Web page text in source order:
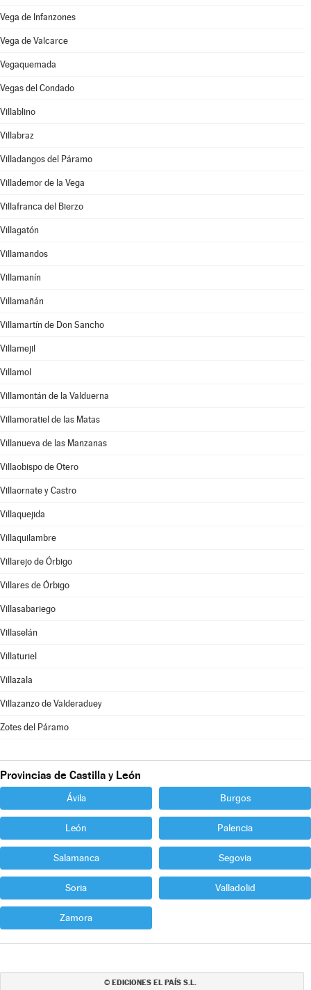
Vega de Infanzones
Vega de Valcarce
Vegaquemada
Vegas del Condado
Villablino
Villabraz
Villadangos del Páramo
Villademor de la Vega
Villafranca del Bierzo
Villagatón
Villamandos
Villamanín
Villamañán
Villamartín de Don Sancho
Villamejil
Villamol
Villamontán de la Valduerna
Villamoratiel de las Matas
Villanueva de las Manzanas
Villaobispo de Otero
Villaornate y Castro
Villaquejida
Villaquilambre
Villarejo de Órbigo
Villares de Órbigo
Villasabariego
Villaselán
Villaturiel
Villazala
Villazanzo de Valderaduey
Zotes del Páramo
Provincias de Castilla y León
Ávila Burgos
León Palencia
Salamanca Segovia
Soria Valladolid
Zamora
© EDICIONES EL PAÍS S.L.